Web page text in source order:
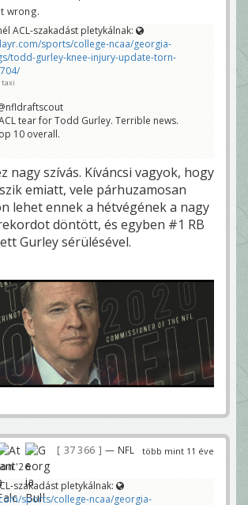
wrong.
ACL-szakadást pletykálnak:
sports/college-ncaa/georgia-
todd-gurley-knee-injury-update-torn-
tear for Todd Gurley. Terrible news.
10 overall.
nagy szívás. Kíváncsi vagyok, hogy
emiatt, vele párhuzamosan
lehet ennek a hétvégének a nagy
döntött, és egyben #1 RB
Gurley sérülésével.
több mint 11 éve
37 366
— NFL
'26
szakadást pletykálnak:
sports/college-ncaa/georgia-